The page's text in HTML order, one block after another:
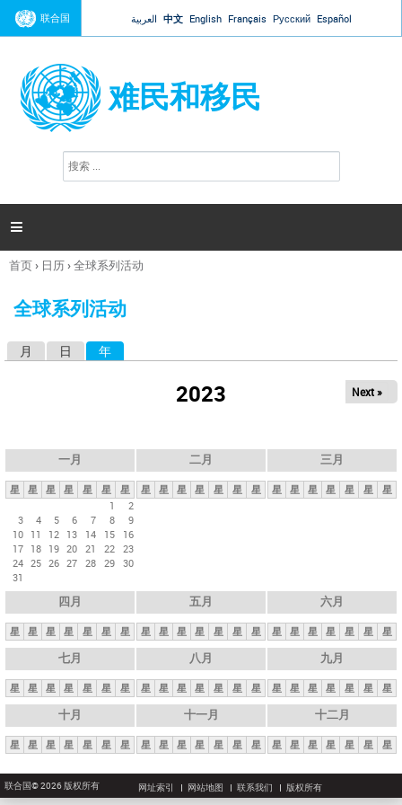
Jump to navigation
联合国 العربية 中文 English Français Русский Español
难民和移民
搜
索

你
这
首页› 日历›全球系列活动
全球系列活动
月 日 年
2023 Next »
一月
星 星 星 星 星 星
星
1
2
3
4 5 6 7 8
9
10 11 12 13 14 15
16
17 18 19 20 21 22 23
24 25 26 27 28 29 30
31
二月
星 星 星 星 星 星 星
三月
星 星 星 星 星 星 星
四月
星 星 星 星 星 星 星
五月
星 星 星 星 星 星 星
六月
星 星 星 星 星 星 星
七月
星 星 星 星 星 星 星
八月
星 星 星 星 星 星 星
九月
星 星 星 星 星 星 星
十月
星 星 星 星 星 星 星
十一月
星 星 星 星 星 星 星
十二月
星 星 星 星 星 星 星
联合国© 2026 版权所有 网址索引 网站地图 联系我们 版权所有